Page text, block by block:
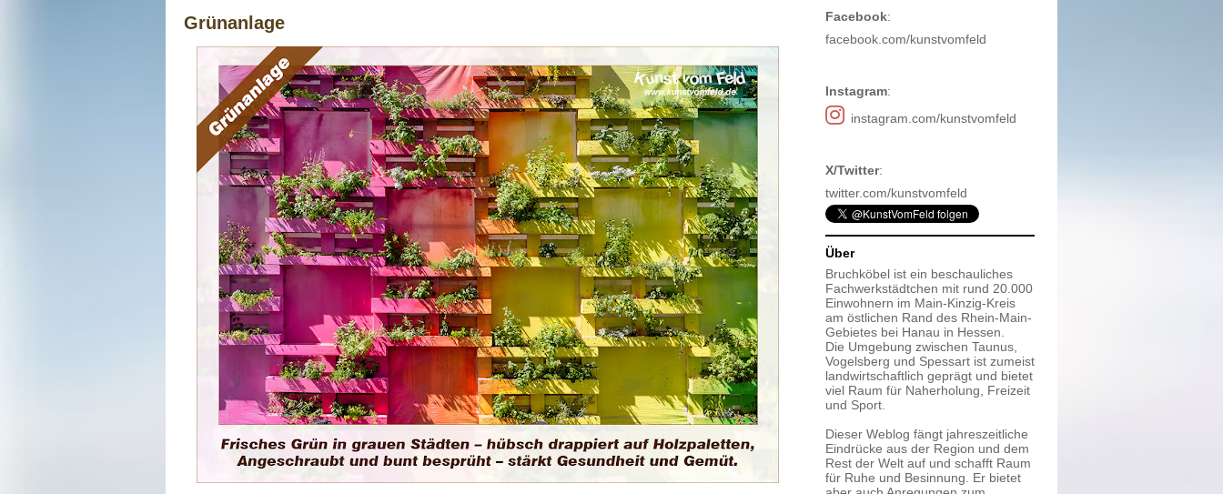
Grünanlage
Facebook:
facebook.com/kunstvomfeld
Instagram:
instagram.com/kunstvomfeld
X/Twitter:
twitter.com/kunstvomfeld
Über
Bruchköbel ist ein beschauliches
Fachwerkstädtchen mit rund 20.000
Einwohnern im Main-Kinzig-Kreis
am östlichen Rand des Rhein-Main-
Gebietes bei Hanau in Hessen.
Die Umgebung zwischen Taunus,
Vogelsberg und Spessart ist zumeist
landwirtschaftlich geprägt und bietet
viel Raum für Naherholung, Freizeit
und Sport.
Dieser Weblog fängt jahreszeitliche
Eindrücke aus der Region und dem
Rest der Welt auf und schafft Raum
für Ruhe und Besinnung. Er bietet